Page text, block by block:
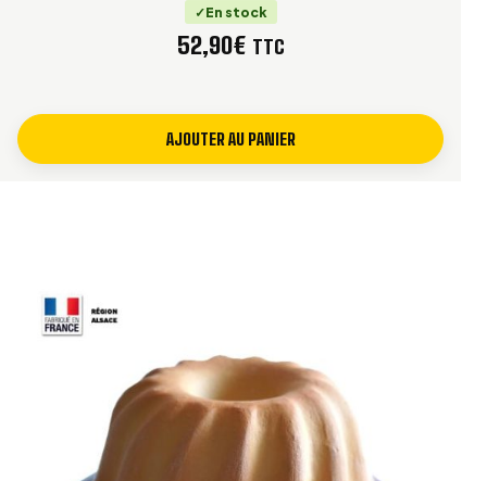
En stock
52,90€ TTC
AJOUTER AU PANIER